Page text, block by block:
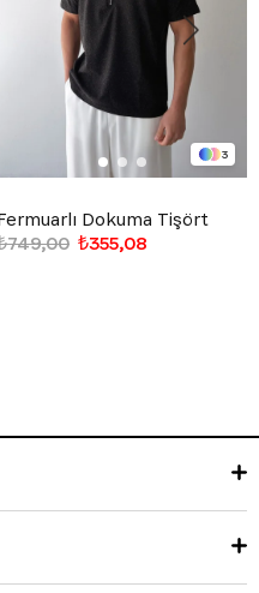
3
Dokuma Tişört
₺355,08